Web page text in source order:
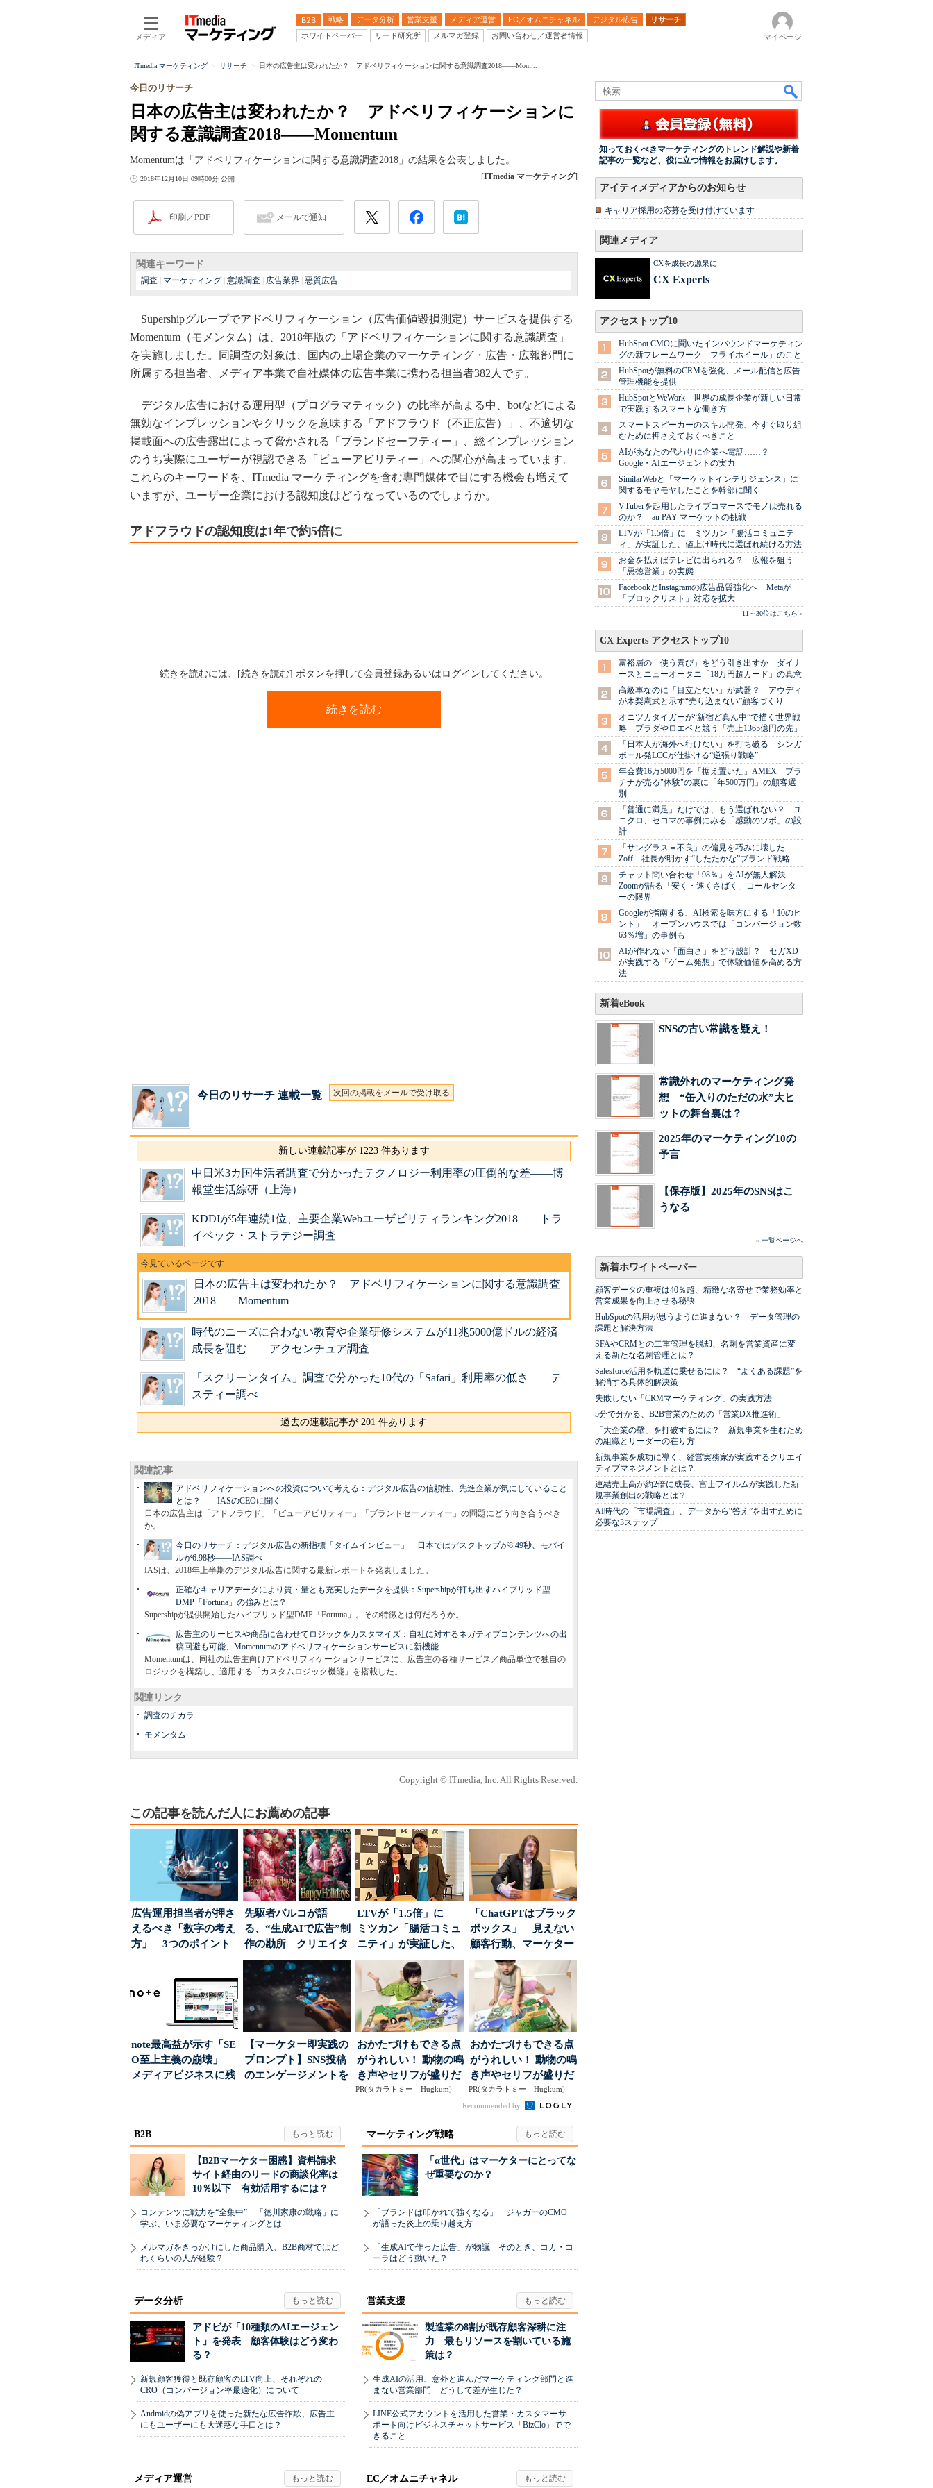
メディア
B2B 戦略 データ分析 営業支援 メディア運営 EC／オムニチャネル デジタル広告
リサーチ
ホワイトペーパー
リード研究所 メルマガ登録 お問い合わせ／運営者情報 マイページ
ITmedia マーケティング リサーチ 日本の広告主は変われたか？ アドベリフィケーションに関する意識調査2018――Mom...
日本の広告主は変われたか？ アドベリフィケーションに
関する意識調査2018――Momentum
今日のリサーチ
Momentumは「アドベリフィケーションに関する意識調査2018」の結果を公表しました。
2018年12月10日 09時00分 公開 [ITmedia マーケティング]
印刷／PDF メールで通知
関連キーワード
調査 マーケティング 意識調査 広告業界 悪質広告
Supershipグループでアドベリフィケーション（広告価値毀損測定）サービスを提供する
Momentum（モメンタム）は、2018年版の「アドベリフィケーションに関する意識調査」
を実施しました。同調査の対象は、国内の上場企業のマーケティング・広告・広報部門に
所属する担当者、メディア事業で自社媒体の広告事業に携わる担当者382人です。
デジタル広告における運用型（プログラマティック）の比率が高まる中、botなどによる
無効なインプレッションやクリックを意味する「アドフラウド（不正広告）」、不適切な
掲載面への広告露出によって脅かされる「ブランドセーフティー」、総インプレッション
のうち実際にユーザーが視認できる「ビューアビリティー」への関心が高まっています。
これらのキーワードを、ITmedia マーケティングを含む専門媒体で目にする機会も増えて
いますが、ユーザー企業における認知度はどうなっているのでしょうか。
アドフラウドの認知度は1年で約5倍に
続きを読むには、[続きを読む] ボタンを押して会員登録あるいはログインしてください。
続きを読む
今日のリサーチ 連載一覧 次回の掲載をメールで受け取る
新しい連載記事が 1223 件あります
中日米3カ国生活者調査で分かったテクノロジー利用率の圧倒的な差――博
報堂生活綜研（上海）
KDDIが5年連続1位、主要企業Webユーザビリティランキング2018――トラ
イベック・ストラテジー調査
日本の広告主は変われたか？ アドベリフィケーションに関する意識調査
2018――Momentum
時代のニーズに合わない教育や企業研修システムが11兆5000億ドルの経済
成長を阻む――アクセンチュア調査
「スクリーンタイム」調査で分かった10代の「Safari」利用率の低さ――テ
スティー調べ
過去の連載記事が 201 件あります
関連記事
アドベリフィケーションへの投資について考える：デジタル広告の信頼性、先進企業が気にしていること
とは？――IASのCEOに聞く
日本の広告主は「アドフラウド」「ビューアビリティー」「ブランドセーフティー」の問題にどう向き合うべき
か。
今日のリサーチ：デジタル広告の新指標「タイムインビュー」 日本ではデスクトップが8.49秒、モバイ
ルが6.98秒――IAS調べ
IASは、2018年上半期のデジタル広告に関する最新レポートを発表しました。
正確なキャリアデータにより質・量とも充実したデータを提供：Supershipが打ち出すハイブリッド型
DMP「Fortuna」の強みとは？
Supershipが提供開始したハイブリッド型DMP「Fortuna」。その特徴とは何だろうか。
広告主のサービスや商品に合わせてロジックをカスタマイズ：自社に対するネガティブコンテンツへの出
稿回避も可能、Momentumのアドベリフィケーションサービスに新機能
Momentumは、同社の広告主向けアドベリフィケーションサービスに、広告主の各種サービス／商品単位で独自の
ロジックを構築し、適用する「カスタムロジック機能」を搭載した。
関連リンク
調査のチカラ
モメンタム
Copyright © ITmedia, Inc. All Rights Reserved.
この記事を読んだ人にお薦めの記事
広告運用担当者が押さ
えるべき「数字の考え
方」 3つのポイント
先駆者パルコが語
る、“生成AIで広告”制
作の勘所 クリエイタ
ーに残る「重要な役
割...
LTVが「1.5倍」に
ミツカン「腸活コミュ
ニティ」が実証した、
値上げ時代に選ば...
「ChatGPTはブラック
ボックス」 見えない
顧客行動、マーケター
に残された打ち...
note最高益が示す「SE
O至上主義の崩壊」
メディアビジネスに残
【マーケター即実践の
プロンプト】SNS投稿
のエンゲージメントを
おかたづけもできる点
がうれしい！ 動物の鳴
き声やセリフが盛りだ
くさんの「アニア ...
PR(タカラトミー｜Hugkum)
おかたづけもできる点
がうれしい！ 動物の鳴
き声やセリフが盛りだ
くさんの「アニア ...
PR(タカラトミー｜Hugkum)
Recommended by
B2B
【B2Bマーケター困惑】資料請求
サイト経由のリードの商談化率は
10％以下 有効活用するには？
コンテンツに戦力を“全集中” 「徳川家康の戦略」に
学ぶ、いま必要なマーケティングとは
メルマガをきっかけにした商品購入、B2B商材ではど
れくらいの人が経験？
マーケティング戦略
「α世代」はマーケターにとってな
ぜ重要なのか？
「ブランドは叩かれて強くなる」 ジャガーのCMO
が語った炎上の乗り越え方
「生成AIで作った広告」が物議 そのとき、コカ・コ
ーラはどう動いた？
データ分析
アドビが「10種類のAIエージェン
ト」を発表 顧客体験はどう変わ
る？
新規顧客獲得と既存顧客のLTV向上、それぞれの
CRO（コンバージョン率最適化）について
Androidの偽アプリを使った新たな広告詐欺、広告主
にもユーザーにも大迷惑な手口とは？
営業支援
製造業の8割が既存顧客深耕に注
力 最もリソースを割いている施
策は？
生成AIの活用、意外と進んだマーケティング部門と進
まない営業部門 どうして差が生じた？
LINE公式アカウントを活用した営業・カスタマーサ
ポート向けビジネスチャットサービス「BizClo」でで
きること
メディア運営 EC／オムニチャネル
知っておくべきマーケティングのトレンド解説や新着
記事の一覧など、役に立つ情報をお届けします。
アイティメディアからのお知らせ
キャリア採用の応募を受け付けています
関連メディア
CXを成長の源泉に
CX Experts
アクセストップ10
HubSpot CMOに聞いたインバウンドマーケティン
グの新フレームワーク「フライホイール」のこと
HubSpotが無料のCRMを強化、メール配信と広告
管理機能を提供
HubSpotとWeWork 世界の成長企業が新しい日常
で実践するスマートな働き方
スマートスピーカーのスキル開発、今すぐ取り組
むために押さえておくべきこと
AIがあなたの代わりに企業へ電話……？
Google・AIエージェントの実力
SimilarWebと「マーケットインテリジェンス」に
関するモヤモヤしたことを幹部に聞く
VTuberを起用したライブコマースでモノは売れる
のか？ au PAY マーケットの挑戦
LTVが「1.5倍」に ミツカン「腸活コミュニテ
ィ」が実証した、値上げ時代に選ばれ続ける方法
お金を払えばテレビに出られる？ 広報を狙う
「悪徳営業」の実態
FacebookとInstagramの広告品質強化へ Metaが
「ブロックリスト」対応を拡大
11～30位はこちら »
CX Experts アクセストップ10
富裕層の「使う喜び」をどう引き出すか ダイナ
ースとニューオータニ「18万円超カード」の真意
高級車なのに「目立たない」が武器？ アウディ
が木梨憲武と示す“売り込まない”顧客づくり
オニツカタイガーが“新宿ど真ん中”で描く世界戦
略 プラダやロエベと競う「売上1365億円の先」
「日本人が海外へ行けない」を打ち破る シンガ
ポール発LCCが仕掛ける“逆張り戦略”
年会費16万5000円を「据え置いた」AMEX プラ
チナが売る"体験"の裏に「年500万円」の顧客選
別
「普通に満足」だけでは、もう選ばれない？ ユ
ニクロ、セコマの事例にみる「感動のツボ」の設
計
「サングラス＝不良」の偏見を巧みに壊した
Zoff 社長が明かす“したたかな”ブランド戦略
チャット問い合わせ「98％」をAIが無人解決
Zoomが語る「安く・速くさばく」コールセンタ
ーの限界
Googleが指南する、AI検索を味方にする「10のヒ
ント」 オープンハウスでは「コンバージョン数
63％増」の事例も
AIが作れない「面白さ」をどう設計？ セガXD
が実践する「ゲーム発想」で体験価値を高める方
法
新着eBook
SNSの古い常識を疑え！
常識外れのマーケティング発
想 “缶入りのただの水”大ヒ
ットの舞台裏は？
2025年のマーケティング10の
予言
【保存版】2025年のSNSはこ
うなる
» 一覧ページへ
新着ホワイトペーパー
顧客データの重複は40％超、精緻な名寄せで業務効率と
営業成果を向上させる秘訣
HubSpotの活用が思うように進まない？ データ管理の
課題と解決方法
SFAやCRMとの二重管理を脱却、名刺を営業資産に変
える新たな名刺管理とは？
Salesforce活用を軌道に乗せるには？ “よくある課題”を
解消する具体的解決策
失敗しない「CRMマーケティング」の実践方法
5分で分かる、B2B営業のための「営業DX推進術」
「大企業の壁」を打破するには？ 新規事業を生むため
の組織とリーダーの在り方
新規事業を成功に導く、経営実務家が実践するクリエイ
ティブマネジメントとは？
連結売上高が約2倍に成長、富士フイルムが実践した新
規事業創出の戦略とは？
AI時代の「市場調査」、データから“答え”を出すために
必要な3ステップ